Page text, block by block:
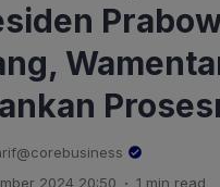
2024 20:50 . 1 min read